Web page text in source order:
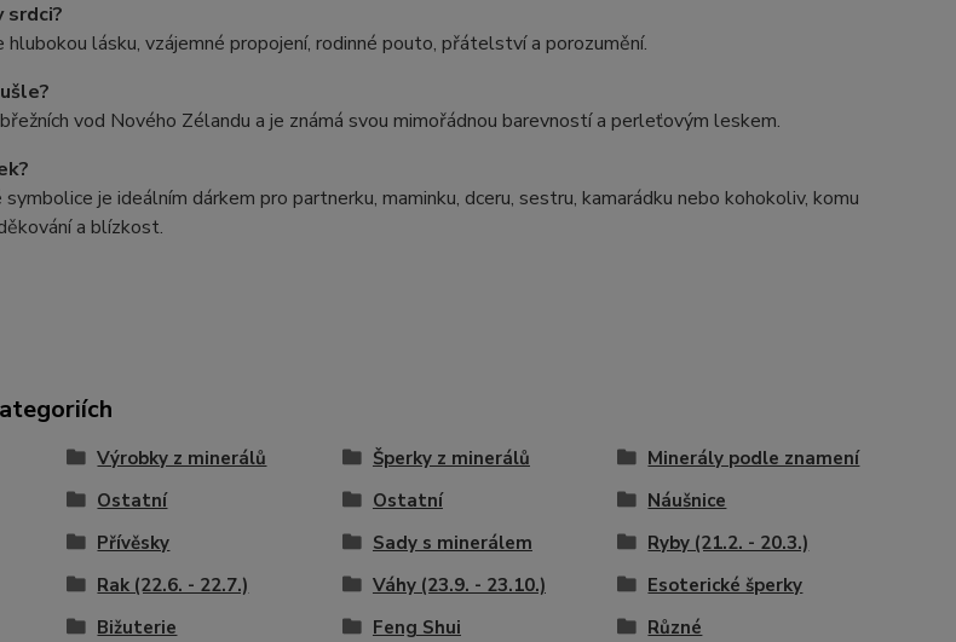
srdci?
lásku, vzájemné propojení, rodinné pouto, přátelství a porozumění.
vod Nového Zélandu a je známá svou mimořádnou barevností a perleťovým leskem.
je ideálním dárkem pro partnerku, maminku, dceru, sestru, kamarádku nebo kohokoliv, komu
a blízkost.
Výrobky z minerálů Šperky z minerálů
Minerály podle znamení
Ostatní Ostatní
Náušnice
Přívěsky Sady s minerálem
Ryby (21.2. - 20.3.)
Rak (22.6. - 22.7.) Váhy (23.9. - 23.10.)
Esoterické šperky
Bižuterie Feng Shui
Různé